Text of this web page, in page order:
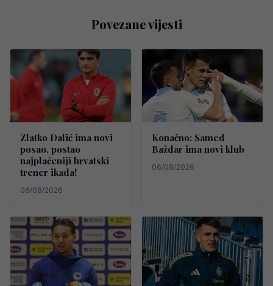
Povezane vijesti
Zlatko Dalić ima novi
posao, postao
najplaćeniji hrvatski
trener ikada!
06/08/2026
Konačno: Samed
Baždar ima novi klub
06/08/2026